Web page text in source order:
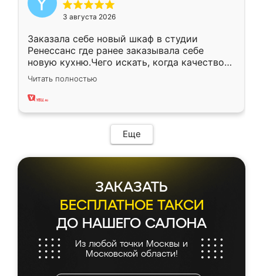
3 августа 2026
Заказала себе новый шкаф в студии
Ренессанс где ранее заказывала себе
новую кухню.Чего искать, когда качеством
вполне довольна. Служит кухня уже почти
два года, нареканий нет.
Читать полностью
Еще
ЗАКАЗАТЬ
БЕСПЛАТНОЕ ТАКСИ
ДО НАШЕГО САЛОНА
Из любой точки Москвы и
Московской области!